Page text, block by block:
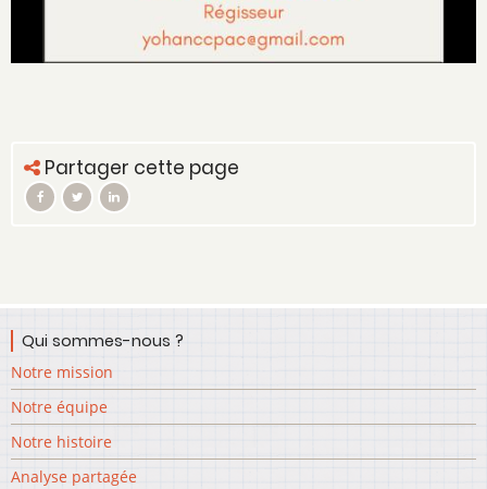
Partager cette page
Qui sommes-nous ?
Notre mission
Notre équipe
Notre histoire
Analyse partagée